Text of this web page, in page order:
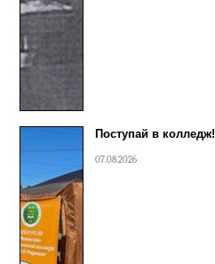
Поступай в колледж!
07.08.2026